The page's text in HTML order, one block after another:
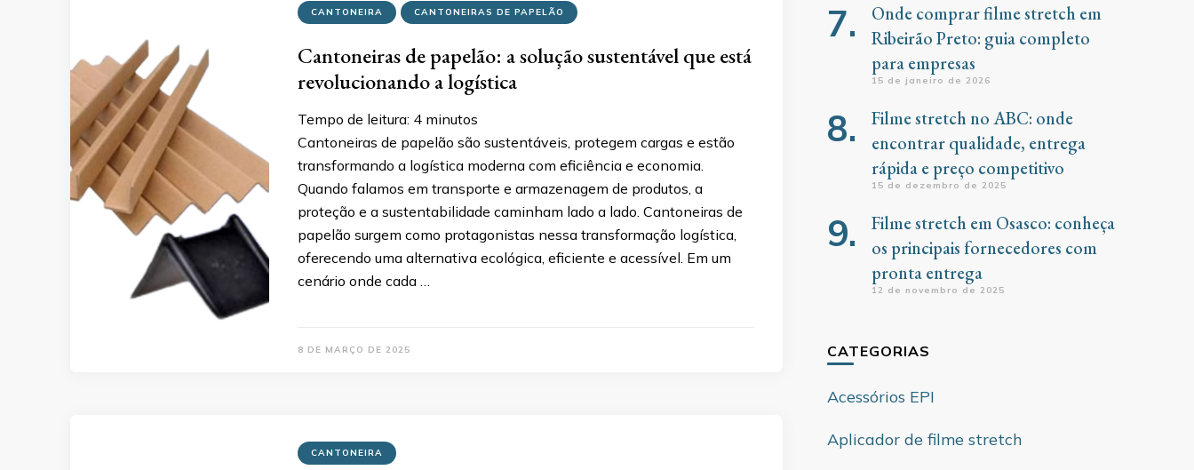
CANTONEIRA CANTONEIRAS DE PAPELÃO
Cantoneiras de papelão: a solução sustentável que está
revolucionando a logística
Tempo de leitura: 4 minutos
Cantoneiras de papelão são sustentáveis, protegem cargas e estão
transformando a logística moderna com eficiência e economia.
Quando falamos em transporte e armazenagem de produtos, a
proteção e a sustentabilidade caminham lado a lado. Cantoneiras de
papelão surgem como protagonistas nessa transformação logística,
oferecendo uma alternativa ecológica, eficiente e acessível. Em um
cenário onde cada …
8 DE MARÇO DE 2025
CANTONEIRA
Onde comprar filme stretch em
Ribeirão Preto: guia completo
para empresas
15 de janeiro de 2026
Filme stretch no ABC: onde
encontrar qualidade, entrega
rápida e preço competitivo
15 de dezembro de 2025
Filme stretch em Osasco: conheça
os principais fornecedores com
pronta entrega
12 de novembro de 2025
CATEGORIAS
Acessórios EPI
Aplicador de filme stretch